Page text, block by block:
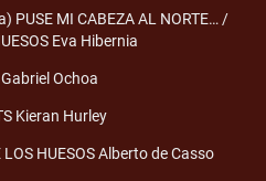
PUSE MI CABEZA AL NORTE… /
Eva Hibernia
Ochoa
Kieran Hurley
LOS HUESOS Alberto de Casso